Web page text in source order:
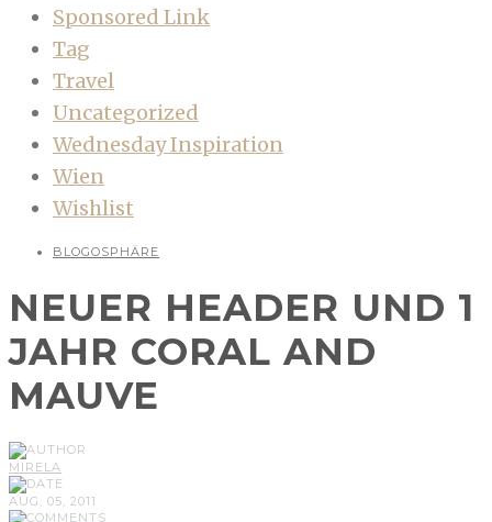
Sponsored Link
Tag
Travel
Uncategorized
Wednesday Inspiration
Wien
Wishlist
BLOGOSPHÄRE
NEUER HEADER UND 1
JAHR CORAL AND
MAUVE
MIRELA
AUG, 05, 2011